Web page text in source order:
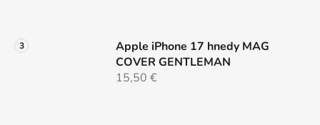
Apple iPhone 17 hnedy MAG
COVER GENTLEMAN
15,50 €